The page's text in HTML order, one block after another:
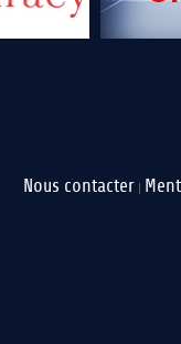
Nous contacter |